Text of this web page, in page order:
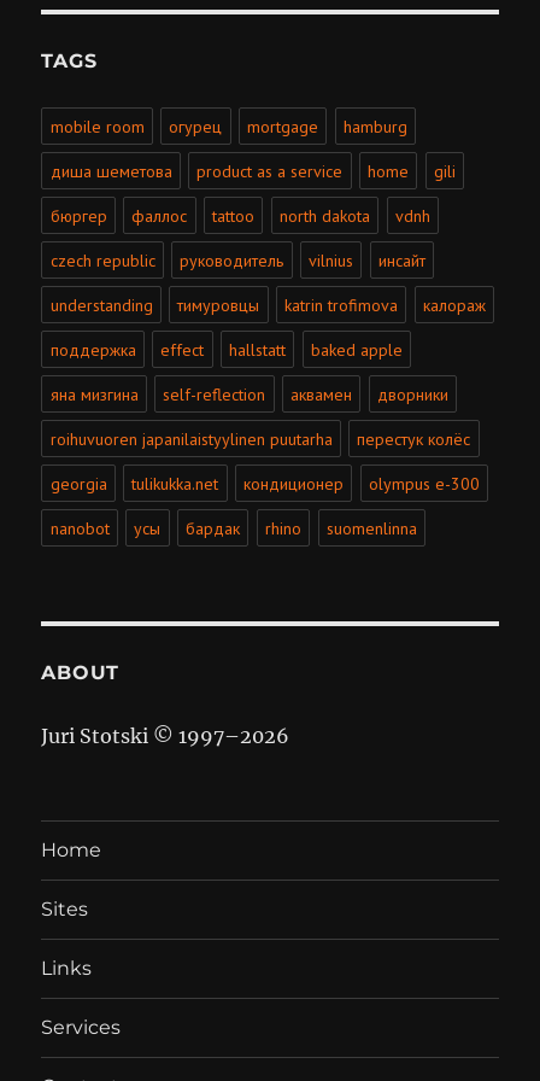
TAGS
mobile room огурец mortgage hamburg
диша шеметова product as a service home gili
бюргер фаллос tattoo north dakota vdnh
czech republic руководитель vilnius инсайт
understanding тимуровцы katrin trofimova калораж
поддержка effect hallstatt baked apple
яна мизгина self-reflection аквамен дворники
roihuvuoren japanilaistyylinen puutarha перестук колёс
georgia tulikukka.net кондиционер olympus e-300
nanobot усы бардак rhino suomenlinna
ABOUT
Juri Stotski © 1997–2026
Home
Sites
Links
Services